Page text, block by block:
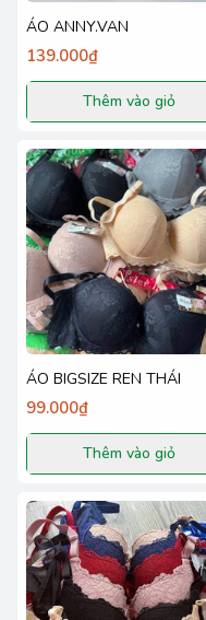
ÁO ANNY.VAN
139.000₫
Thêm vào giỏ
ÁO BIGSIZE REN THÁI
99.000₫
Thêm vào giỏ